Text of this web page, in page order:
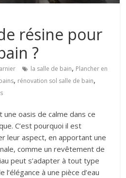
résine pour
?
la salle de bain, Plancher en
, rénovation sol salle de bain,
une oasis de calme dans ce
C’est pourquoi il est
leur aspect, en apportant une
comme un revêtement de
peut s’adapter à tout type
l’élégance à une pièce d’eau